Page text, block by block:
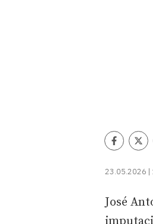
23.05.2026 |
José